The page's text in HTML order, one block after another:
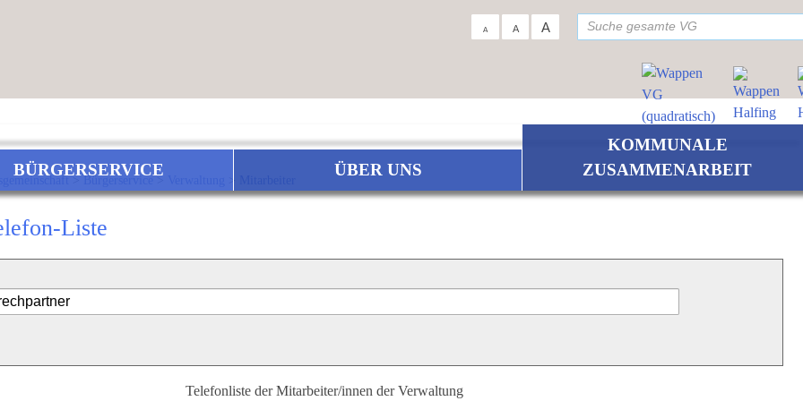
A A A
BÜRGERSERVICE ÜBER UNS
KOMMUNALE
ZUSAMMENARBEIT
>Bürgerservice>
Liste
Telefonliste der Mitarbeiter/innen der Verwaltung